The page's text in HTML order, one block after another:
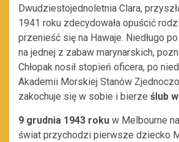
Dwudziestojednoletnia Clara,
1941 roku zdecydowała opuścić
przenieść się na Hawaje. Niedługo
na jednej z zabaw marynarskich,
Chłopak nosił stopień oficera, po
Akademii Morskiej Stanów
zakochuje się w sobie i bierze ślub
9 grudnia 1943 roku w Melbourne
świat przychodzi pierwsze dziecko